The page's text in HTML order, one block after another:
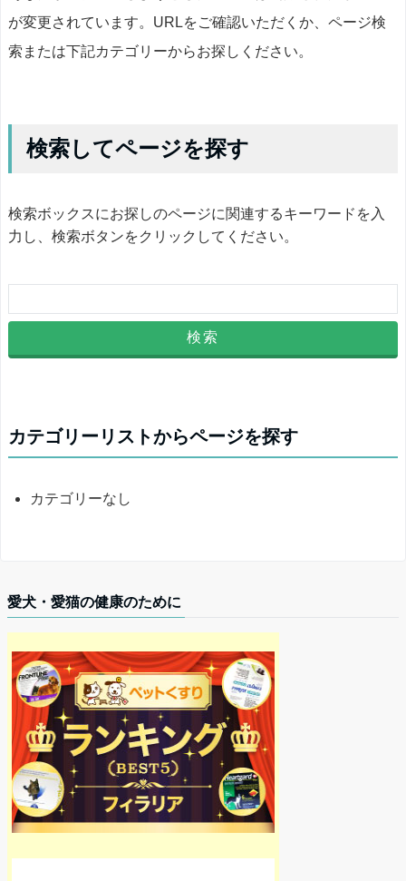
が変更されています。URLをご確認いただくか、ページ検
索または下記カテゴリーからお探しください。
検索してページを探す
検索ボックスにお探しのページに関連するキーワードを入
力し、検索ボタンをクリックしてください。
カテゴリーリストからページを探す
カテゴリーなし
愛犬・愛猫の健康のために